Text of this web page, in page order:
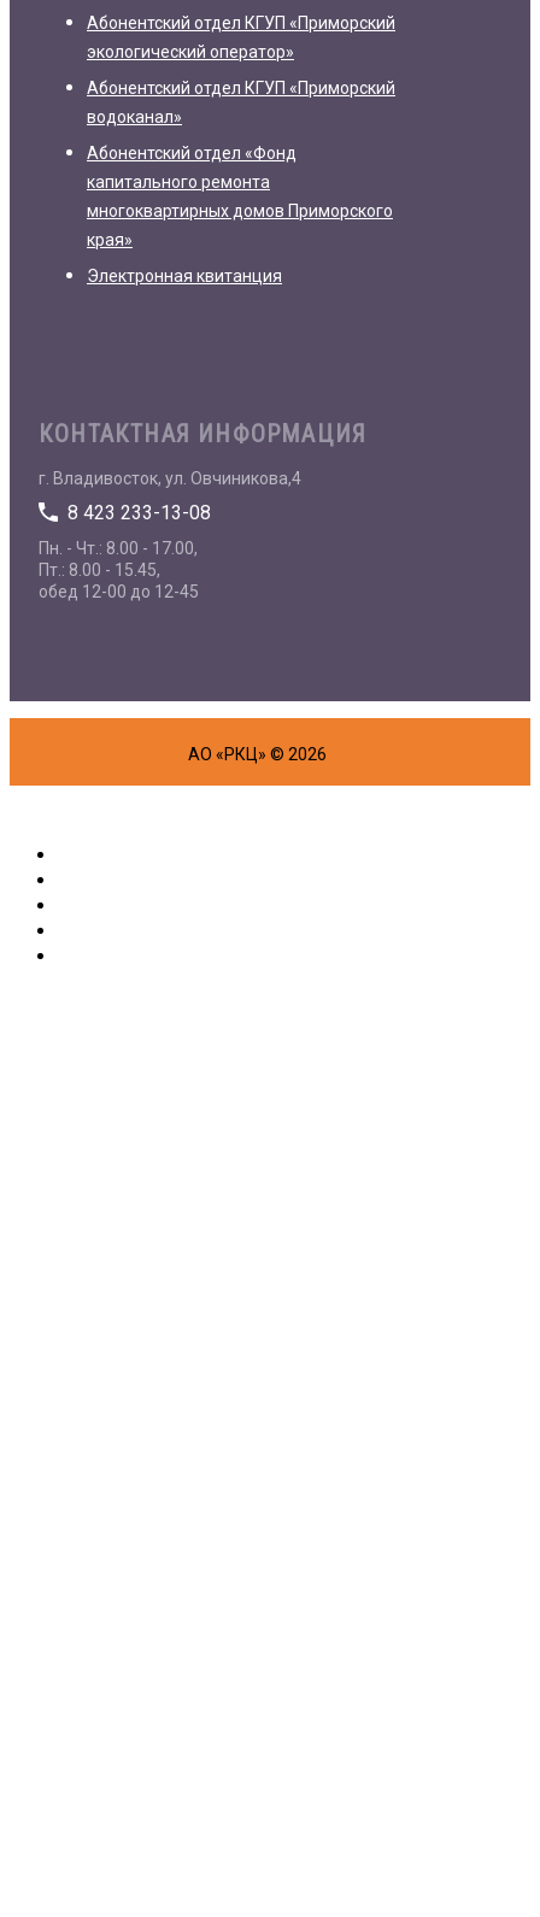
Абонентский отдел КГУП «Приморский
экологический оператор»
Абонентский отдел КГУП «Приморский
водоканал»
Абонентский отдел «Фонд
капитального ремонта
многоквартирных домов Приморского
края»
Электронная квитанция
КОНТАКТНАЯ ИНФОРМАЦИЯ
г. Владивосток, ул. Овчиникова,4
8 423 233-13-08
Пн. - Чт.: 8.00 - 17.00,
Пт.: 8.00 - 15.45,
обед 12-00 до 12-45
АО «РКЦ» © 2026